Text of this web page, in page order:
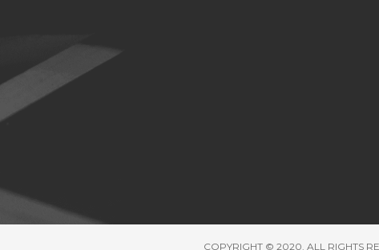
COPYRIGHT © 2020. ALL RIGHTS